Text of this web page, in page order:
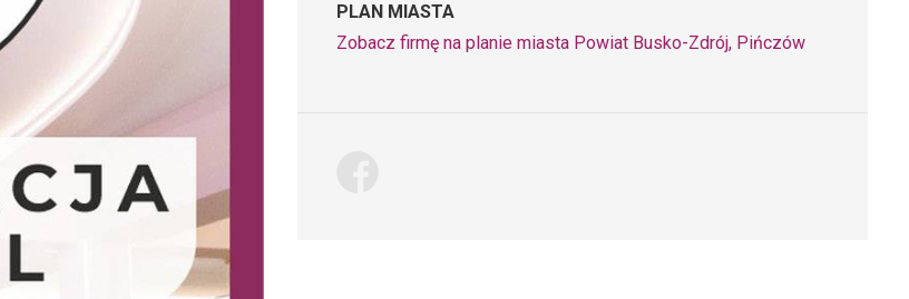
PLAN MIASTA
Zobacz firmę na planie miasta Powiat Busko-Zdrój, Pińczów